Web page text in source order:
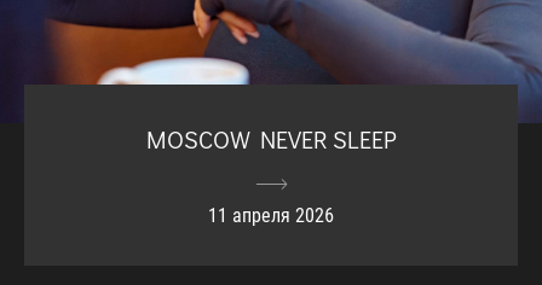
MOSCOW NEVER SLEEP
11 апреля 2026